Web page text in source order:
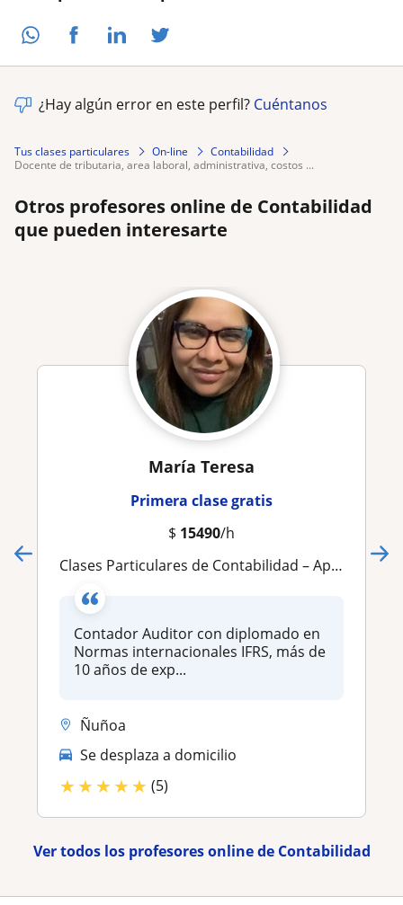
¿Hay algún error en este perfil? Cuéntanos
Tus clases particulares On-line
Contabilidad
docente de tributaria, area laboral, administrativa, costos ...
Otros profesores online de Contabilidad
que pueden interesarte
María Teresa
Primera clase gratis
$ 15490/h
Clases Particulares de Contabilidad – Aprende de forma práctica y efectiva
Contador Auditor con diplomado en
Normas internacionales IFRS, más de
10 años de exp...
Ñuñoa
Se desplaza a domicilio
★★★★★ (5)
Ver todos los profesores online de Contabilidad